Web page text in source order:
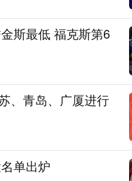
斯最低 福克斯第6
、青岛、广厦进行
单出炉